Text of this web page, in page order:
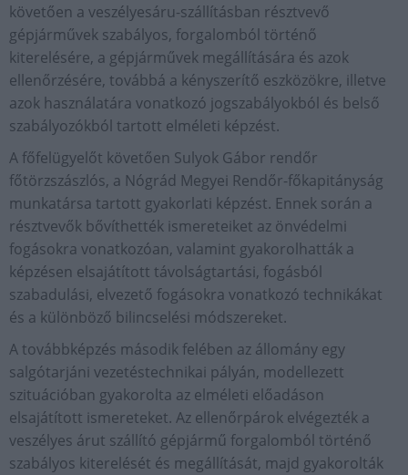
követően a veszélyesáru-szállításban résztvevő
gépjárművek szabályos, forgalomból történő
kiterelésére, a gépjárművek megállítására és azok
ellenőrzésére, továbbá a kényszerítő eszközökre, illetve
azok használatára vonatkozó jogszabályokból és belső
szabályozókból tartott elméleti képzést.
A főfelügyelőt követően Sulyok Gábor rendőr
főtörzszászlós, a Nógrád Megyei Rendőr-főkapitányság
munkatársa tartott gyakorlati képzést. Ennek során a
résztvevők bővíthették ismereteiket az önvédelmi
fogásokra vonatkozóan, valamint gyakorolhatták a
képzésen elsajátított távolságtartási, fogásból
szabadulási, elvezető fogásokra vonatkozó technikákat
és a különböző bilincselési módszereket.
A továbbképzés második felében az állomány egy
salgótarjáni vezetéstechnikai pályán, modellezett
szituációban gyakorolta az elméleti előadáson
elsajátított ismereteket. Az ellenőrpárok elvégezték a
veszélyes árut szállító gépjármű forgalomból történő
szabályos kiterelését és megállítását, majd gyakorolták